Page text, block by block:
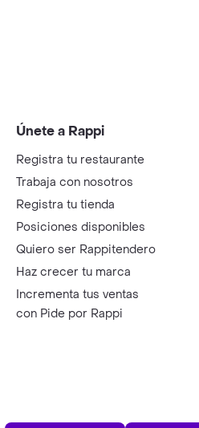
Únete a Rappi
Registra tu restaurante
Trabaja con nosotros
Registra tu tienda
Posiciones disponibles
Quiero ser Rappitendero
Haz crecer tu marca
Incrementa tus ventas
con Pide por Rappi